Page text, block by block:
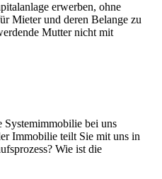
erwerben, ohne
Mieter und deren Belange zu
Mutter nicht mit
Systemimmobilie bei uns
Immobilie teilt Sie mit uns in
Wie ist die